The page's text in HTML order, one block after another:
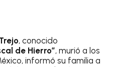
, conocido
de Hierro”, murió a los
informó su familia a